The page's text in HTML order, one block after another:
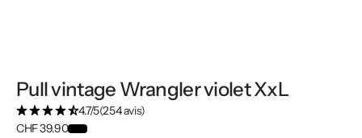
Pull vintage Wrangler violet XxL
4.7/5(254 avis)
CHF 39.90